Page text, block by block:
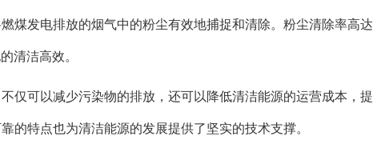
煤发电排放的烟气中的粉尘有效地捕捉和清除。粉尘清除率高达
清洁高效。
仅可以减少污染物的排放，还可以降低清洁能源的运营成本，提
特点也为清洁能源的发展提供了坚实的技术支撑。